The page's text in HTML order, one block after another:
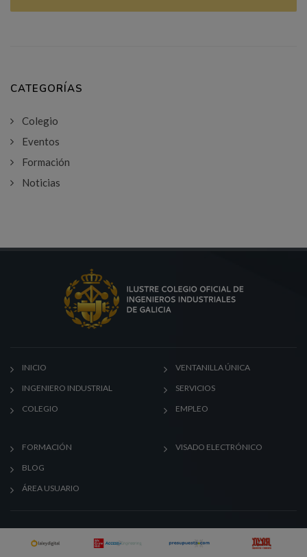
CATEGORÍAS
Colegio
Eventos
Formación
Noticias
INICIO
INGENIERO INDUSTRIAL
COLEGIO
VENTANILLA ÚNICA
SERVICIOS
EMPLEO
FORMACIÓN
BLOG
ÁREA USUARIO
VISADO ELECTRÓNICO